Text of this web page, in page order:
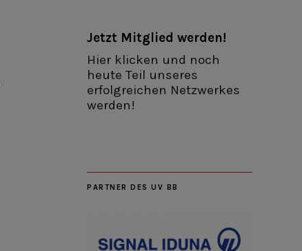
Jetzt Mitglied werden!
Hier klicken und noch
heute Teil unseres
erfolgreichen Netzwerkes
werden!
PARTNER DES UV BB